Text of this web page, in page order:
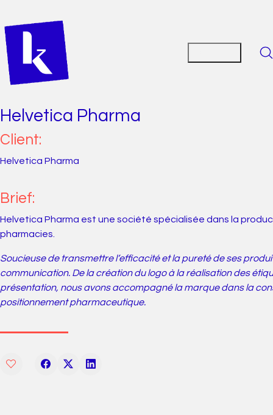
Helvetica Pharma
Client:
Helvetica Pharma
Brief:
Helvetica Pharma est une société spécialisée dans la
pharmacies.
Soucieuse de transmettre l’efficacité et la pureté de ses
communication. De la création du logo à la réalisation des
présentation, nous avons accompagné la marque dans la
positionnement pharmaceutique.